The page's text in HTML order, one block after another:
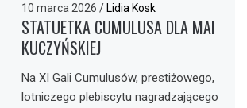
10 marca 2026/ Lidia Kosk
STATUETKA CUMULUSA DLA MAI
KUCZYŃSKIEJ
Na XI Gali Cumulusów, prestiżowego,
lotniczego plebiscytu nagradzającego